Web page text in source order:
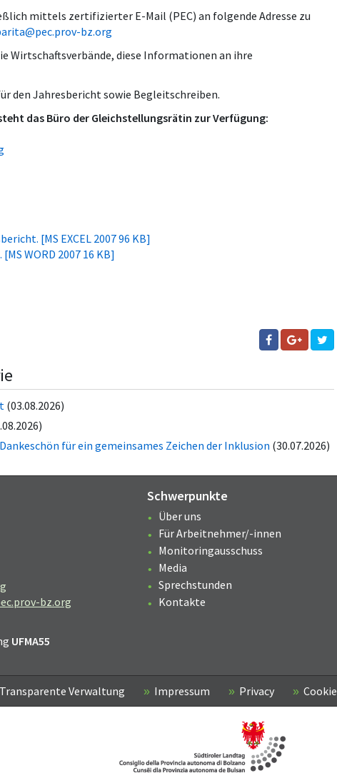
mittels zertifizierter E-Mail (PEC) an folgende Adresse zu
bz.org
Wirtschaftsverbände, diese Informationen an ihre
den Jahresbericht sowie Begleitschreiben.
das Büro der Gleichstellungsrätin zur Verfügung:
[MS EXCEL 2007 96 KB]
WORD 2007 16 KB]
(03.08.2026)
für ein gemeinsames Zeichen der Inklusion (30.07.2026)
bz.org
UFMA55
Schwerpunkte
Über uns
Für Arbeitnehmer/-innen
Monitoringausschuss
Media
Sprechstunden
Kontakte
Transparente Verwaltung Impressum Privacy Cookie